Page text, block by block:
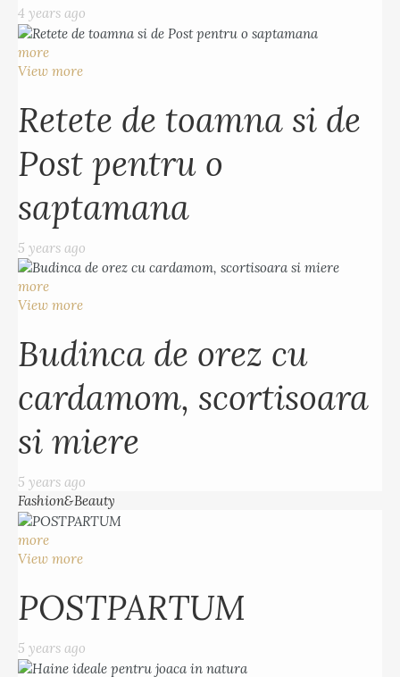
4 years ago
more
View more
Retete de toamna si de
Post pentru o
saptamana
5 years ago
more
View more
Budinca de orez cu
cardamom, scortisoara
si miere
5 years ago
Fashion&Beauty
more
View more
POSTPARTUM
5 years ago